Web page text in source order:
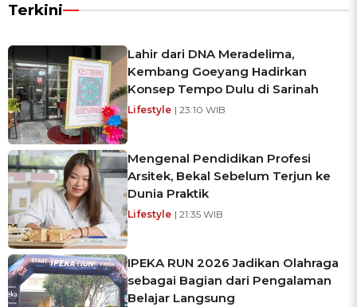
Terkini
Lahir dari DNA Meradelima,
Kembang Goeyang Hadirkan
Konsep Tempo Dulu di Sarinah
Lifestyle | 23:10 WIB
Mengenal Pendidikan Profesi
Arsitek, Bekal Sebelum Terjun ke
Dunia Praktik
Lifestyle | 21:35 WIB
IPEKA RUN 2026 Jadikan Olahraga
sebagai Bagian dari Pengalaman
Belajar Langsung